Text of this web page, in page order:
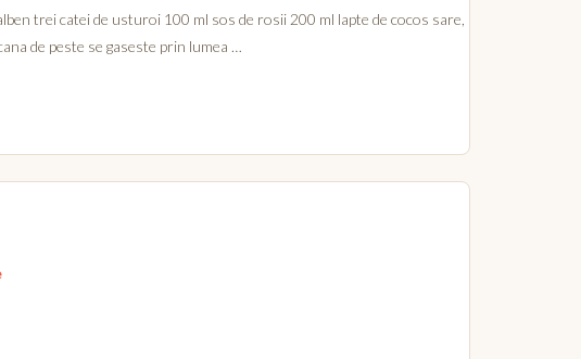
trei catei de usturoi 100 ml sos de rosii 200 ml lapte de cocos sare,
de peste se gaseste prin lumea …